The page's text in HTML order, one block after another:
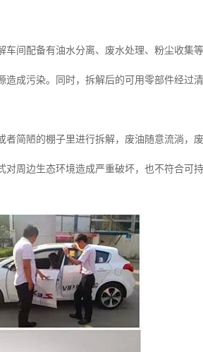
间配备有油水分离、废水处理、粉尘收集
成污染。同时，拆解后的可用零部件经过
简陋的棚子里进行拆解，废油随意流淌，
周边生态环境造成严重破坏，也不符合可持